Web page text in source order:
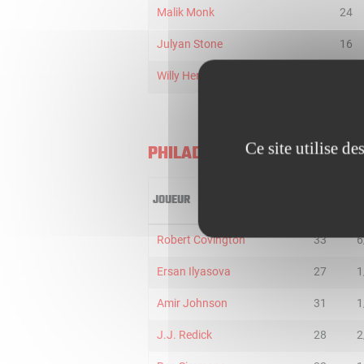
Malik Monk 24
Julyan Stone 16
Willy Hernangomez
PHILADELPHIA 76ERS
JOUEUR
Robert Covington 33
Ersan Ilyasova 27
Amir Johnson 31
J.J. Redick 28
Ce site utilise